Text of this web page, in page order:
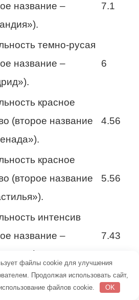
название –
7.1
темно-русая
название –
6
красное
(второе название
4.56
красное
(второе название
5.56
интенсив
название –
7.43
темно-
(второе
3
файлы cookie для улучшения
Продолжая использовать сайт,
файлов cookie.
OK